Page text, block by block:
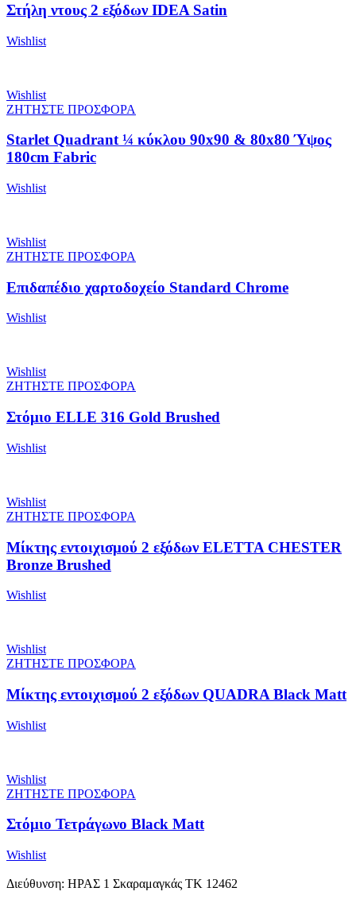
Στήλη ντους 2 εξόδων IDEA Satin
Wishlist
Wishlist
ΖΗΤΗΣΤΕ ΠΡΟΣΦΟΡΑ
Starlet Quadrant ¼ κύκλου 90x90 & 80x80 Ύψος
180cm Fabric
Wishlist
Wishlist
ΖΗΤΗΣΤΕ ΠΡΟΣΦΟΡΑ
Επιδαπέδιο χαρτοδοχείο Standard Chrome
Wishlist
Wishlist
ΖΗΤΗΣΤΕ ΠΡΟΣΦΟΡΑ
Στόμιο ELLE 316 Gold Brushed
Wishlist
Wishlist
ΖΗΤΗΣΤΕ ΠΡΟΣΦΟΡΑ
Μίκτης εντοιχισμού 2 εξόδων ELETTA CHESTER
Bronze Brushed
Wishlist
Wishlist
ΖΗΤΗΣΤΕ ΠΡΟΣΦΟΡΑ
Μίκτης εντοιχισμού 2 εξόδων QUADRA Black Matt
Wishlist
Wishlist
ΖΗΤΗΣΤΕ ΠΡΟΣΦΟΡΑ
Στόμιο Τετράγωνο Black Matt
Wishlist
Διεύθυνση: ΗΡΑΣ 1 Σκαραμαγκάς ΤΚ 12462